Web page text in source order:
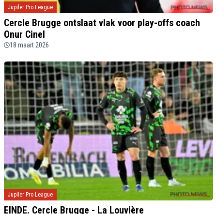
Jupiler Pro League
Cercle Brugge ontslaat vlak voor play-offs coach
Onur Cinel
18 maart 2026
Jupiler Pro League
EINDE. Cercle Brugge - La Louvière